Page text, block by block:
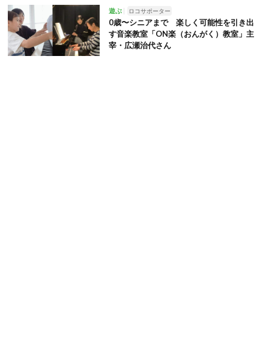
遊ぶ ロコサポーター
0歳〜シニアまで 楽しく可能性を引き出
す音楽教室「ON楽（おんがく）教室」主
宰・広瀬治代さん